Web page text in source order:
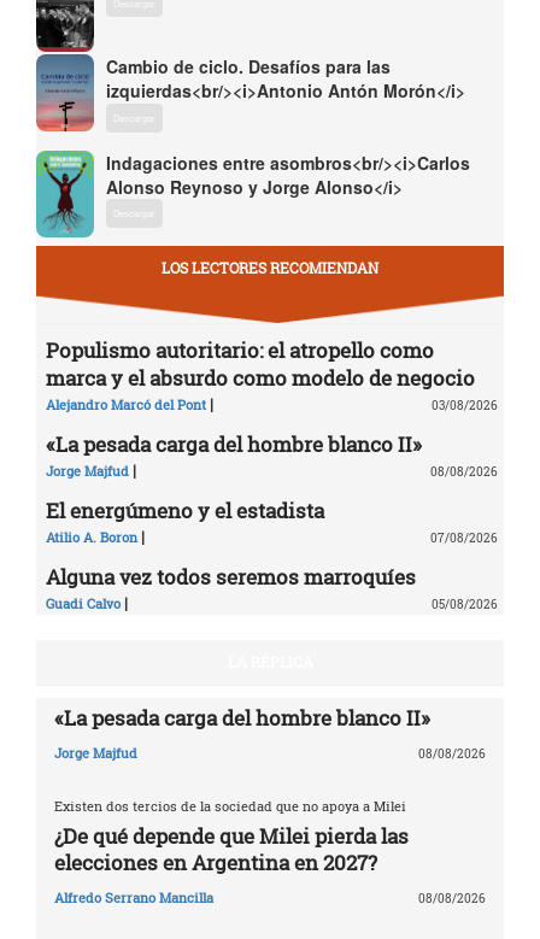
Descargar
Cambio de ciclo. Desafíos para las
izquierdas<br/><i>Antonio Antón Morón</i>
Descargar
Indagaciones entre asombros<br/><i>Carlos
Alonso Reynoso y Jorge Alonso</i>
Descargar
LOS LECTORES RECOMIENDAN
Populismo autoritario: el atropello como
marca y el absurdo como modelo de negocio
Alejandro Marcó del Pont | 03/08/2026
«La pesada carga del hombre blanco II»
Jorge Majfud | 08/08/2026
El energúmeno y el estadista
Atilio A. Boron | 07/08/2026
Alguna vez todos seremos marroquíes
Guadi Calvo | 05/08/2026
«La pesada carga del hombre blanco II»
Jorge Majfud 08/08/2026
Existen dos tercios de la sociedad que no apoya a Milei
¿De qué depende que Milei pierda las
elecciones en Argentina en 2027?
Alfredo Serrano Mancilla 08/08/2026